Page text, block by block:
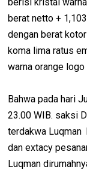
berat netto +
dengan berat
koma lima ratus
warna orange
Bahwa pada hari
23.00 WIB. saksi
terdakwa Luqman
dan extacy
Luqman